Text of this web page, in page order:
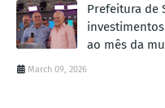
Prefeitura de
ao mês da
March 09, 2026